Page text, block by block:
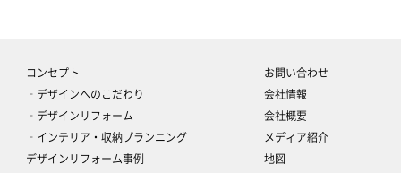
コンセプト
‐デザインへのこだわり
‐デザインリフォーム
‐インテリア・収納プランニング
デザインリフォーム事例
お問い合わせ
会社情報
会社概要
メディア紹介
地図